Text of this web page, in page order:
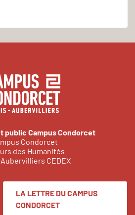
public Campus Condorcet
Condorcet
des Humanités
CEDEX
LA LETTRE DU CAMPUS
CONDORCET